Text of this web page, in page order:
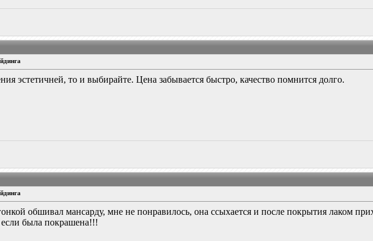
эстетичней, то и выбирайте. Цена забывается быстро, качество помнится долго.
обшивал мансарду, мне не понравилось, она ссыхается и после покрытия лаком
была покрашена!!!